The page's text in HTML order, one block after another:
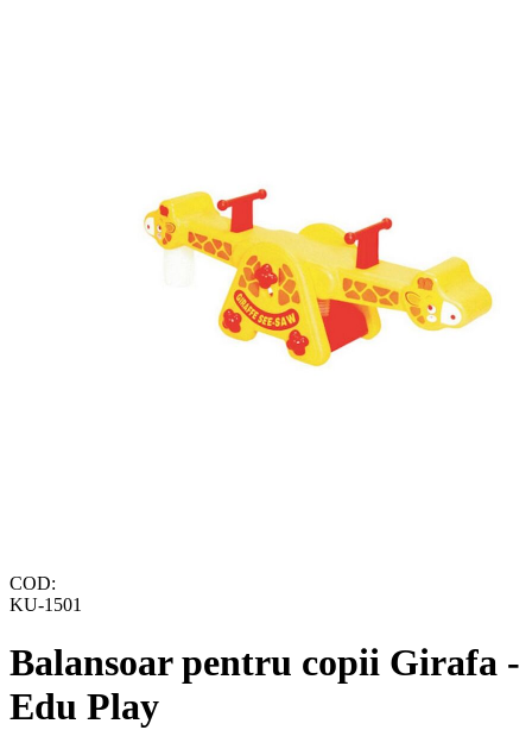
COD:
KU-1501
Balansoar pentru copii Girafa -
Edu Play